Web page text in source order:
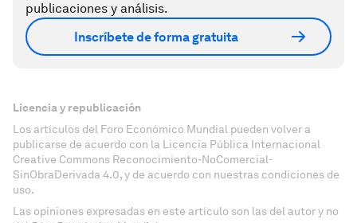
publicaciones y análisis.
Inscríbete de forma gratuita
Licencia y republicación
Los artículos del Foro Económico Mundial pueden volver a
publicarse de acuerdo con la Licencia Pública Internacional
Creative Commons Reconocimiento-NoComercial-
SinObraDerivada 4.0, y de acuerdo con nuestras condiciones de
uso.
Las opiniones expresadas en este artículo son las del autor y no